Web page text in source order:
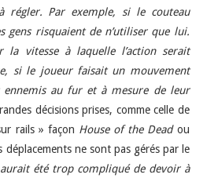
régler. Par exemple, si le couteau
gens risquaient de n’utiliser que lui.
vitesse à laquelle l’action serait
si le joueur faisait un mouvement
au fur et à mesure de leur
décisions prises, comme celle de
rails » façon House of the Deadou
déplacements ne sont pas gérés par le
été trop compliqué de devoir à